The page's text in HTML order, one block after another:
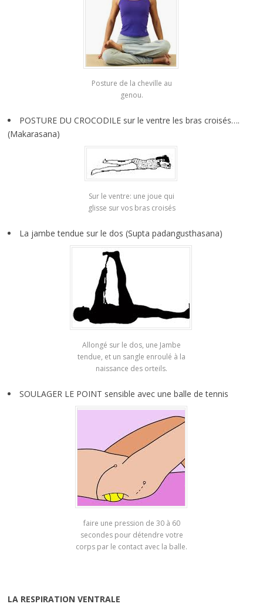
Posture de la cheville au
genou.
POSTURE DU CROCODILE sur le ventre les bras croisés….
(Makarasana)
Sur le ventre: une joue qui
glisse sur vos bras croisés
La jambe tendue sur le dos (Supta padangusthasana)
Allongé sur le dos, une Jambe
tendue, et un sangle enroulé à la
naissance des orteils.
SOULAGER LE POINT sensible avec une balle de tennis
faire une pression de 30 à 60
secondes pour détendre votre
corps par le contact avec la balle.
LA RESPIRATION VENTRALE